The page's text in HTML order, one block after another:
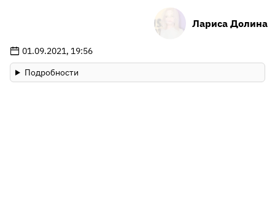
Лариса Долина
01.09.2021, 19:56
Подробности